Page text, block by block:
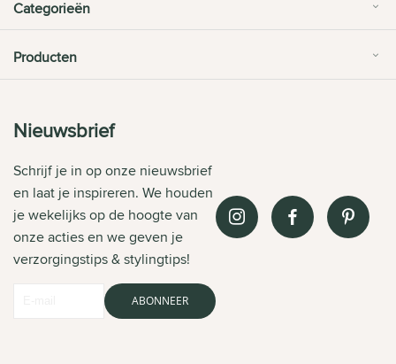
Categorieën
Producten
Nieuwsbrief
Schrijf je in op onze nieuwsbrief
en laat je inspireren. We houden
je wekelijks op de hoogte van
onze acties en we geven je
verzorgingstips & stylingtips!
ABONNEER